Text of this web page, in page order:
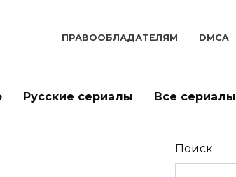
ПРАВООБЛАДАТЕЛЯМ DMCA
Русские сериалы Все сериалы
Поиск